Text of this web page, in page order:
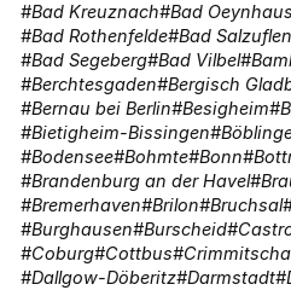
Bad Kreuznach Bad
Bad Rothenfelde Bad Salzuflen
Bad Segeberg Bad Vilbel
Berchtesgaden Bergisch
Bernau bei Berlin Besigheim
Bietigheim-Bissingen
Bodensee Bohmte Bonn
Brandenburg an der Havel
Bremerhaven Brilon Bruchsal
Burghausen Burscheid
Coburg Cottbus
Dallgow-Döberitz Darmstadt